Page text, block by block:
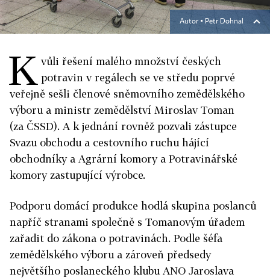
Autor ▪ Petr Dohnal
K vůli řešení malého množství českých
potravin v regálech se ve středu poprvé
veřejně sešli členové sněmovního zemědělského
výboru a ministr zemědělství Miroslav Toman
(za ČSSD). A k jednání rovněž pozvali zástupce
Svazu obchodu a cestovního ruchu hájící
obchodníky a Agrární komory a Potravinářské
komory zastupující výrobce.
Podporu domácí produkce hodlá skupina poslanců
napříč stranami společně s Tomanovým úřadem
zařadit do zákona o potravinách. Podle šéfa
zemědělského výboru a zároveň předsedy
největšího poslaneckého klubu ANO Jaroslava